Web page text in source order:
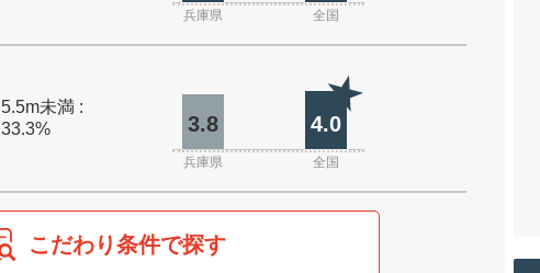
兵庫県 全国
5.5m未満 :
33.3%
3.8 4.0
兵庫県 全国
こだわり条件で探す